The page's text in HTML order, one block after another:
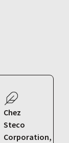
Chez
Steco
Corporation,